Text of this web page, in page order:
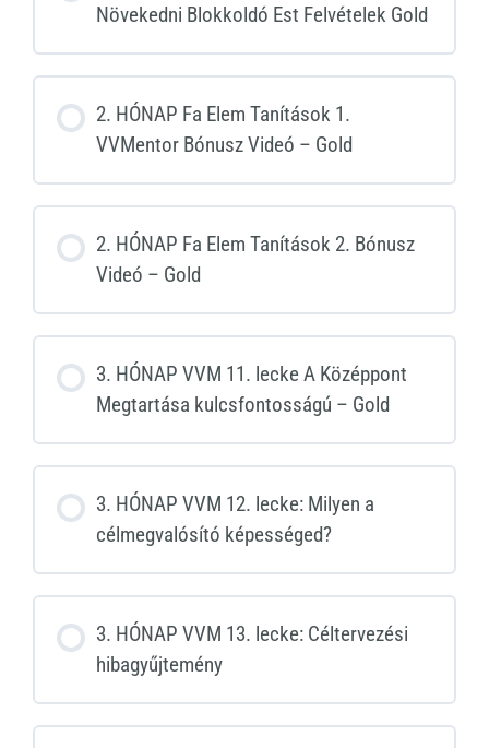
Növekedni Blokkoldó Est Felvételek Gold
2. HÓNAP Fa Elem Tanítások 1.
VVMentor Bónusz Videó – Gold
2. HÓNAP Fa Elem Tanítások 2. Bónusz
Videó – Gold
3. HÓNAP VVM 11. lecke A Középpont
Megtartása kulcsfontosságú – Gold
3. HÓNAP VVM 12. lecke: Milyen a
célmegvalósító képességed?
3. HÓNAP VVM 13. lecke: Céltervezési
hibagyűjtemény